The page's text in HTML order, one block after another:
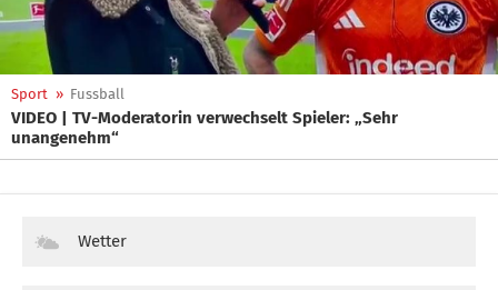
Sport » Fussball
VIDEO | TV-Moderatorin verwechselt Spieler: „Sehr
unangenehm“
Wetter